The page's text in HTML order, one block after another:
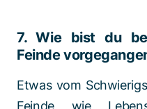
7. Wie bist du
Feinde
Etwas vom
Feinde wie